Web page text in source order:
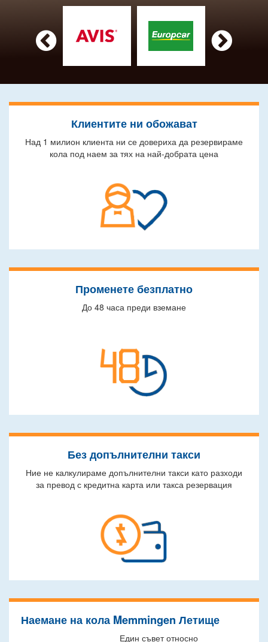
 
Клиентите ни обожават
Над 1 милион клиента ни се довериха да резервираме
кола под наем за тях на най-добрата цена
Променете безплатно
До 48 часа преди вземане
Без допълнителни такси
Ние не калкулираме допълнителни такси като разходи
за превод с кредитна карта или такса резервация
Наемане на кола Memmingen Летище
Един съвет относно